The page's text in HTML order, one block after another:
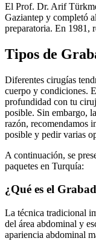
El Prof. Dr. Arif
Gaziantep y completó
preparatoria. En 1981,
Tipos de
Diferentes cirugías
cuerpo y condiciones.
profundidad con tu
posible. Sin embargo,
razón, recomendamos
posible y pedir varias
A continuación, se
paquetes en Turquía:
¿Qué es el
La técnica tradicional
del área abdominal y
apariencia abdominal